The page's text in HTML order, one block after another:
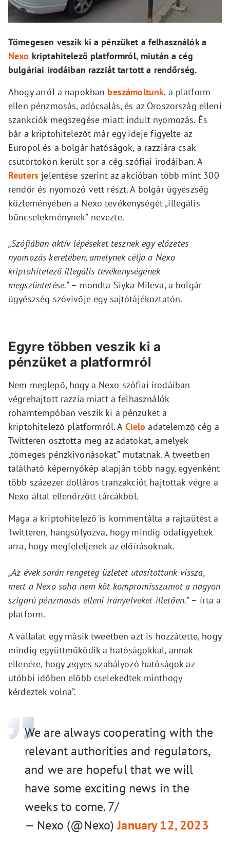
Tömegesen veszik ki a pénzüket a felhasználók a
Nexo kriptahitelező platformról, miután a cég
bulgáriai irodáiban razziát tartott a rendőrség.
Ahogy arról a napokban beszámoltunk, a platform
ellen pénzmosás, adócsalás, és az Oroszország elleni
szankciók megszegése miatt indult nyomozás. És
bár a kriptohitelezőt már egy ideje figyelte az
Europol és a bolgár hatóságok, a razziára csak
csütörtökön került sor a cég szófiai irodáiban. A
Reuters jelentése szerint az akcióban több mint 300
rendőr és nyomozó vett részt. A bolgár ügyészség
közleményében a Nexo tevékenységét „illegális
bűncselekménynek” nevezte.
„Szófiában aktív lépéseket tesznek egy előzetes
nyomozás keretében, amelynek célja a Nexo
kriptohitelező illegális tevékenységének
megszüntetése.”– mondta Siyka Mileva, a bolgár
ügyészség szóvivője egy sajtótájékoztatón.
Egyre többen veszik ki a
pénzüket a platformról
Nem meglepő, hogy a Nexo szófiai irodáiban
végrehajtott razzia miatt a felhasználók
rohamtempóban veszik ki a pénzüket a
kriptohitelező platformról. A Cielo adatelemző cég a
Twitteren osztotta meg az adatokat, amelyek
„tömeges pénzkivonásokat” mutatnak. A tweetben
található képernyőkép alapján több nagy, egyenként
több százezer dolláros tranzakciót hajtottak végre a
Nexo által ellenőrzött tárcákból.
Maga a kriptohitelező is kommentálta a rajtaütést a
Twitteren, hangsúlyozva, hogy mindig odafigyeltek
arra, hogy megfeleljenek az előírásoknak.
„Az évek során rengeteg üzletet utasítottunk vissza,
mert a Nexo soha nem köt kompromisszumot a nagyon
szigorú pénzmosás elleni irányelveket illetően.”– írta a
platform.
A vállalat egy másik tweetben azt is hozzátette, hogy
mindig együttműködik a hatóságokkal, annak
ellenére, hogy „egyes szabályozó hatóságok az
utóbbi időben előbb cselekedtek minthogy
kérdeztek volna”.
We are always cooperating with the
relevant authorities and regulators,
and we are hopeful that we will
have some exciting news in the
weeks to come. 7/
— Nexo (@Nexo)January 12, 2023